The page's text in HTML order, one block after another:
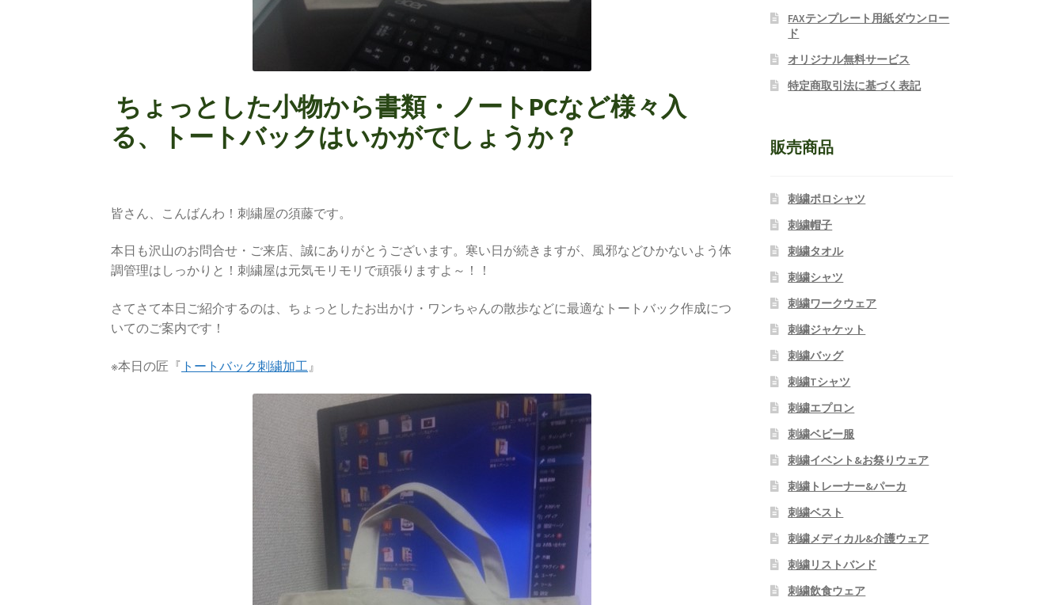
ちょっとした小物から書類・ノートPCなど様々入
る、トートバックはいかがでしょうか？
皆さん、こんばんわ！刺繍屋の須藤です。
本日も沢山のお問合せ・ご来店、誠にありがとうございます。寒い日が続きますが、風邪などひかないよう体
調管理はしっかりと！刺繍屋は元気モリモリで頑張りますよ～！！
さてさて本日ご紹介するのは、ちょっとしたお出かけ・ワンちゃんの散歩などに最適なトートバック作成につ
いてのご案内です！
※本日の匠『 トートバック刺繍加工 』
FAXテンプレート用紙ダウンロー
ド
オリジナル無料サービス
特定商取引法に基づく表記
販売商品
刺繍ポロシャツ
刺繍帽子
刺繍タオル
刺繍シャツ
刺繍ワークウェア
刺繍ジャケット
刺繍バッグ
刺繍Tシャツ
刺繍エプロン
刺繍ベビー服
刺繍イベント&お祭りウェア
刺繍トレーナー&パーカ
刺繍ベスト
刺繍メディカル&介護ウェア
刺繍リストバンド
刺繍飲食ウェア